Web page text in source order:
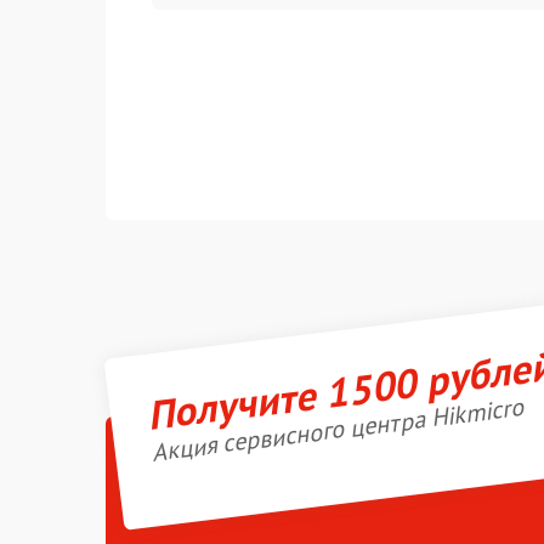
Получите 1500
Акция сервисного центра Hikmicro